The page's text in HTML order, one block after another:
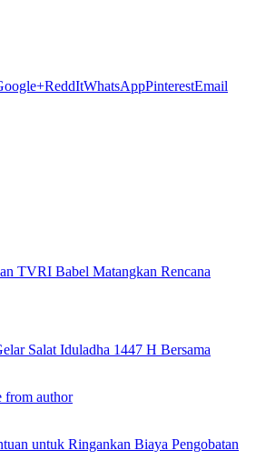
ReddItWhatsAppPinterestEmail
TVRI Babel Matangkan Rencana
Salat Iduladha 1447 H Bersama
from author
untuk Ringankan Biaya Pengobatan